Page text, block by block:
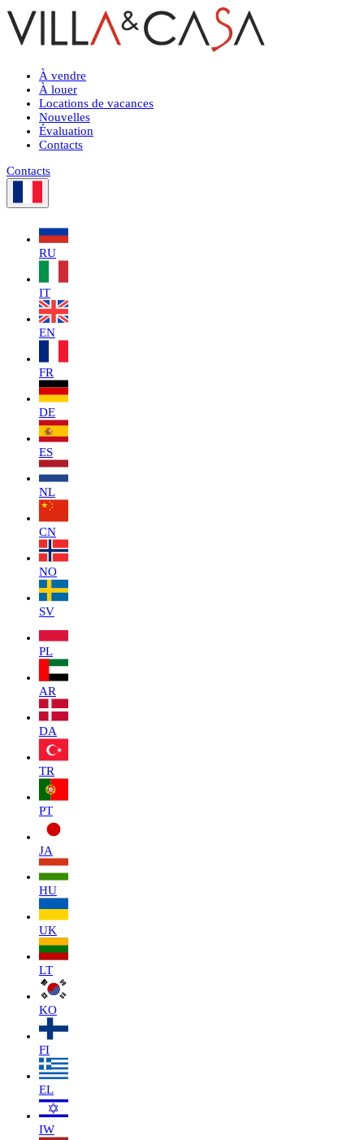
À vendre
À louer
Locations de vacances
Nouvelles
Évaluation
Contacts
Contacts
RU
IT
EN
FR
DE
ES
NL
CN
NO
SV
PL
AR
DA
TR
PT
JA
HU
UK
LT
KO
FI
EL
IW